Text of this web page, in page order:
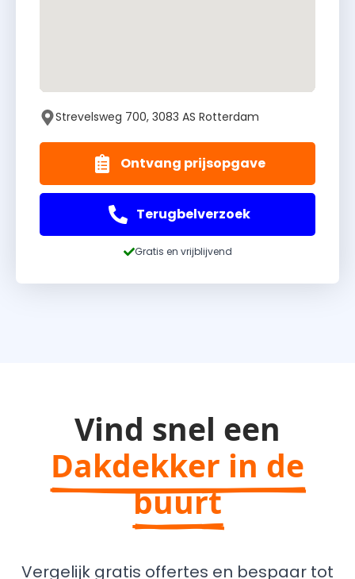
Strevelsweg 700, 3083 AS Rotterdam
Ontvang prijsopgave
Terugbelverzoek
Gratis en vrijblijvend
Vind snel een
Dakdekker in de
buurt
Vergelijk gratis offertes en bespaar tot